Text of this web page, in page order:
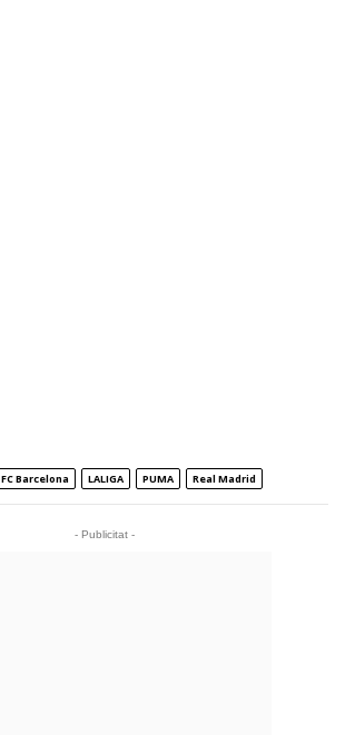
FC Barcelona LALIGA PUMA Real Madrid
- Publicitat -